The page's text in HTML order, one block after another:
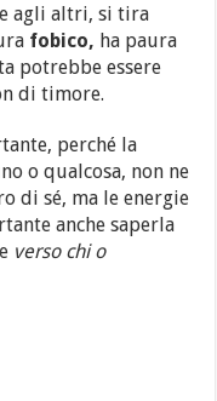
agli altri, si tira
fobico, ha paura
potrebbe essere
di timore.
perché la
o qualcosa, non ne
di sé, ma le energie
anche saperla
verso chi o